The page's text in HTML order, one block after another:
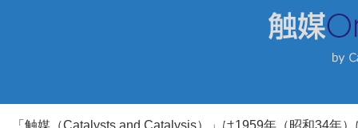
「触媒（Catalysts and Catalysis）」は1959年（昭和34年